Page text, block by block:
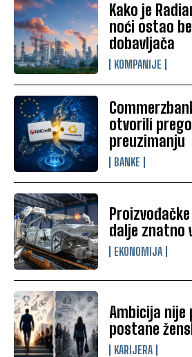
Kako je
noći ostao
dobavljača
KOMPANIJE
otvorili
preuzimanju
BANKE
dalje znatno
EKONOMIJA
Ambicija nije
postane
KARIJERA